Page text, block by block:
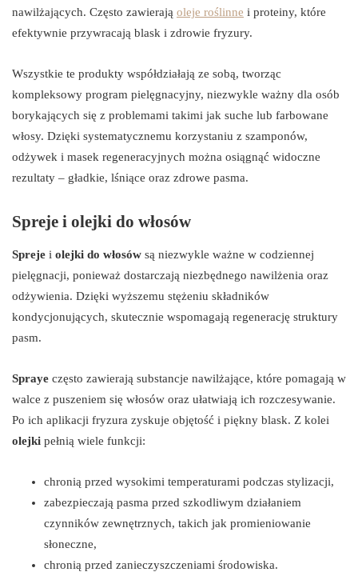
nawilżających. Często zawierają oleje roślinne i proteiny, które
efektywnie przywracają blask i zdrowie fryzury.
Wszystkie te produkty współdziałają ze sobą, tworząc
kompleksowy program pielęgnacyjny, niezwykle ważny dla osób
borykających się z problemami takimi jak suche lub farbowane
włosy. Dzięki systematycznemu korzystaniu z szamponów,
odżywek i masek regeneracyjnych można osiągnąć widoczne
rezultaty – gładkie, lśniące oraz zdrowe pasma.
Spreje i olejki do włosów
Spreje i olejki do włosów są niezwykle ważne w codziennej
pielęgnacji, ponieważ dostarczają niezbędnego nawilżenia oraz
odżywienia. Dzięki wyższemu stężeniu składników
kondycjonujących, skutecznie wspomagają regenerację struktury
pasm.
Spraye często zawierają substancje nawilżające, które pomagają w
walce z puszeniem się włosów oraz ułatwiają ich rozczesywanie.
Po ich aplikacji fryzura zyskuje objętość i piękny blask. Z kolei
olejki pełnią wiele funkcji:
chronią przed wysokimi temperaturami podczas stylizacji,
zabezpieczają pasma przed szkodliwym działaniem
czynników zewnętrznych, takich jak promieniowanie
słoneczne,
chronią przed zanieczyszczeniami środowiska.